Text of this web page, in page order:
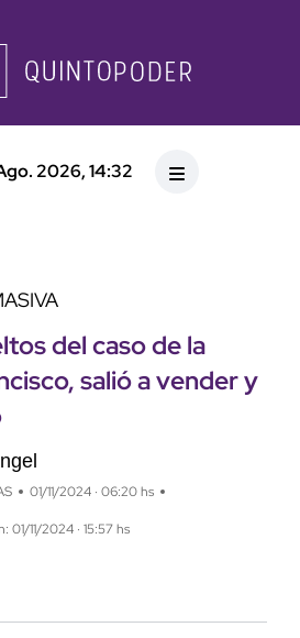
2026, 14:32
del caso de la
salió a vender y
01/11/2024 · 06:20 hs
01/11/2024 · 15:57 hs